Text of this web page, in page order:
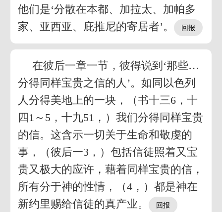
他们是‘分散在本都、加拉太、加帕多
家、亚西亚、庇推尼的寄居者’。
在彼后一章一节，彼得说到‘那些…
分得同样宝贵之信的人’。如同以色列
人分得美地上的一块，（书十三6，十
四1～5，十九51，）我们分得同样宝贵
的信。这含示一切关于生命和敬虔的
事，（彼后一3，）包括信徒照着又宝
贵又极大的应许，藉着同样宝贵的信，
所有分于神的性情，（4，）都是神在
新约里赐给信徒的真产业。